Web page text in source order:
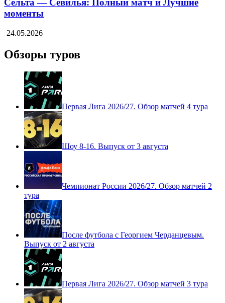
Сельта — Севилья: Полный матч и Лучшие
моменты
24.05.2026
Обзоры туров
Первая Лига 2026/27. Обзор матчей 4 тура
Шоу 8-16. Выпуск от 3 августа
Чемпионат России 2026/27. Обзор матчей 2
тура
После футбола с Георгием Черданцевым.
Выпуск от 2 августа
Первая Лига 2026/27. Обзор матчей 3 тура